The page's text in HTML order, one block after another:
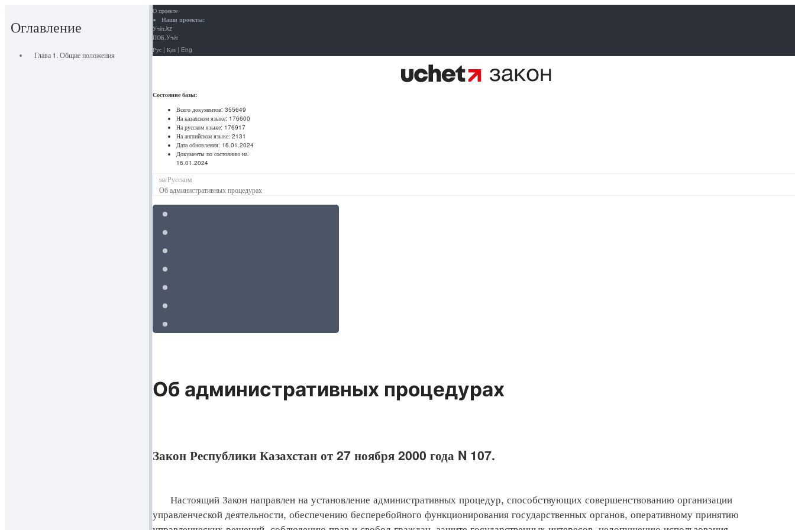
Оглавление
Глава 1. Общие положения
О проекте
Наши проекты:
Учёт.kz
ПОБ.Учёт
Рус | Қаз | Eng
Состояние базы:
Всего документов: 355649
На казахском языке: 176600
На русском языке: 176917
На английском языке: 2131
Дата обновления: 16.01.2024
Документы по состоянию на:
16.01.2024
на Русском
Об административных процедурах
Об административных процедурах
Закон Республики Казахстан от 27 ноября 2000 года N 107.
Настоящий Закон направлен на установление административных процедур, способствующих совершенствованию организации
управленческой деятельности, обеспечению бесперебойного функционирования государственных органов, оперативному принятию